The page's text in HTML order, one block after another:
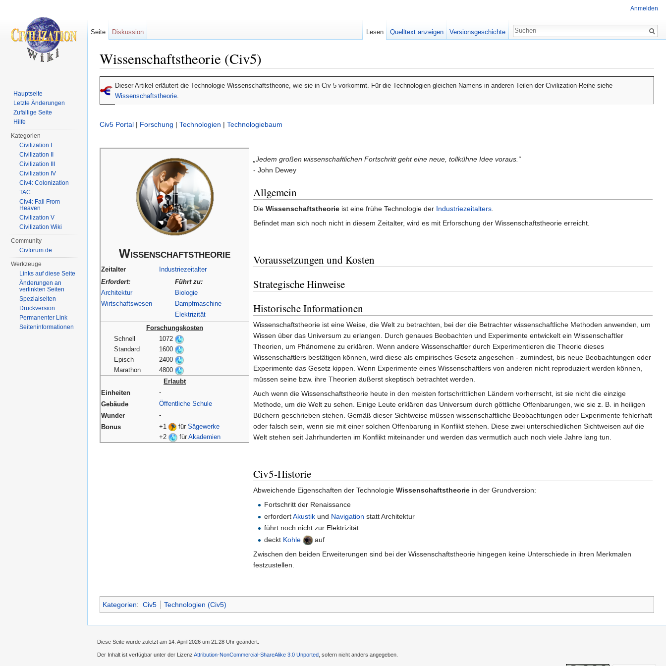
Wissenschaftstheorie (Civ5)
Dieser Artikel erläutert die Technologie Wissenschaftstheorie, wie sie in Civ 5 vorkommt. Für die Technologien gleichen Namens in anderen Teilen der Civilization-Reihe siehe
Wissenschaftstheorie.
Civ5 Portal | Forschung | Technologien | Technologiebaum
Wissenschaftstheorie
Zeitalter
Industriezeitalter
Erfordert:
Führt zu:
Architektur
Biologie
Wirtschaftswesen
Dampfmaschine
Elektrizität
Forschungskosten
Schnell
1072
Standard
1600
Episch
2400
Marathon
4800
Erlaubt
Einheiten
-
Gebäude
Öffentliche Schule
Wunder
-
Bonus
+1 für Sägewerke
+2
für Akademien
„Jedem großen wissenschaftlichen Fortschritt geht eine neue, tollkühne Idee voraus.“
- John Dewey
Allgemein
Die Wissenschaftstheorie ist eine frühe Technologie der Industriezeitalters.
Befindet man sich noch nicht in diesem Zeitalter, wird es mit Erforschung der Wissenschaftstheorie erreicht.
Voraussetzungen und Kosten
Strategische Hinweise
Historische Informationen
Wissenschaftstheorie ist eine Weise, die Welt zu betrachten, bei der die Betrachter wissenschaftliche Methoden anwenden, um
Wissen über das Universum zu erlangen. Durch genaues Beobachten und Experimente entwickelt ein Wissenschaftler
Theorien, um Phänomene zu erklären. Wenn andere Wissenschaftler durch Experimentieren die Theorie dieses
Wissenschaftlers bestätigen können, wird diese als empirisches Gesetz angesehen - zumindest, bis neue Beobachtungen oder
Experimente das Gesetz kippen. Wenn Experimente eines Wissenschaftlers von anderen nicht reproduziert werden können,
müssen seine bzw. ihre Theorien äußerst skeptisch betrachtet werden.
Auch wenn die Wissenschaftstheorie heute in den meisten fortschrittlichen Ländern vorherrscht, ist sie nicht die einzige
Methode, um die Welt zu sehen. Einige Leute erklären das Universum durch göttliche Offenbarungen, wie sie z. B. in heiligen
Büchern geschrieben stehen. Gemäß dieser Sichtweise müssen wissenschaftliche Beobachtungen oder Experimente fehlerhaft
oder falsch sein, wenn sie mit einer solchen Offenbarung in Konflikt stehen. Diese zwei unterschiedlichen Sichtweisen auf die
Welt stehen seit Jahrhunderten im Konflikt miteinander und werden das vermutlich auch noch viele Jahre lang tun.
Civ5-Historie
Abweichende Eigenschaften der Technologie Wissenschaftstheorie in der Grundversion:
Fortschritt der Renaissance
erfordertAkustik und Navigation statt Architektur
führt noch nicht zur Elektrizität
deckt Kohle
auf
Zwischen den beiden Erweiterungen sind bei der Wissenschaftstheorie hingegen keine Unterschiede in ihren Merkmalen
festzustellen.
Kategorien: Civ5 Technologien (Civ5)
Anmelden
Seite Diskussion Lesen Quelltext anzeigen Versionsgeschichte
Hauptseite
Letzte Änderungen
Zufällige Seite
Hilfe
Kategorien
Civilization I
Civilization II
Civilization III
Civilization IV
Civ4: Colonization
TAC
Civ4: Fall From
Heaven
Civilization V
Civilization Wiki
Community
Civforum.de
Werkzeuge
Links auf diese Seite
Änderungen an
verlinkten Seiten
Spezialseiten
Druckversion
Permanenter Link
Seiten­informationen
Diese Seite wurde zuletzt am 14. April 2026 um 21:28 Uhr geändert.
Der Inhalt ist verfügbar unter der Lizenz Attribution-NonCommercial-ShareAlike 3.0 Unported , sofern nicht anders angegeben.